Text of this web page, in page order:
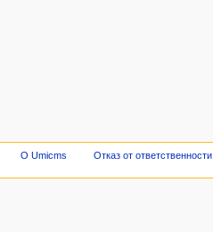
О Umicms Отказ от ответственности